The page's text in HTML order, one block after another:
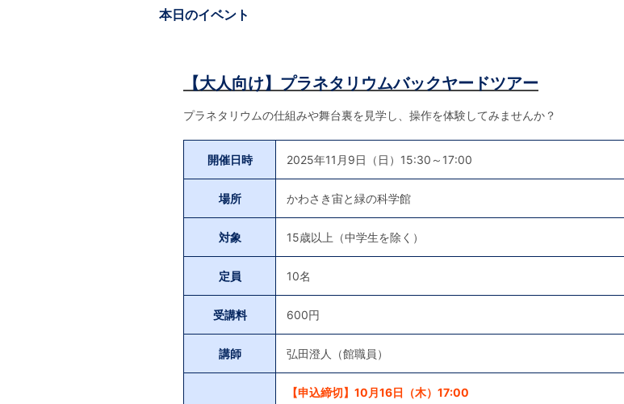
本日のイベント
【大人向け】プラネタリウムバックヤードツアー
プラネタリウムの仕組みや舞台裏を見学し、操作を体験してみませんか？
開催日時 2025年11月9日（日）15:30～17:00
場所 かわさき宙と緑の科学館
対象 15歳以上（中学生を除く）
定員 10名
受講料 600円
講師 弘田澄人（館職員）
【申込締切】10月16日（木）17:00